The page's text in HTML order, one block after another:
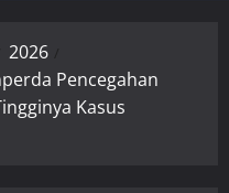
2026
Pencegahan
Kasus